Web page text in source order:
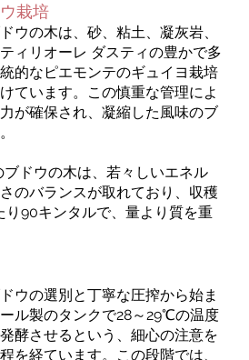
栽培
ウの木は、砂、粘土、凝灰岩、
ィリオーレ ダスティの豊かで多
的なピエモンテのギュイヨ栽培
ています。この慎重な管理によ
が確保され、凝縮した風味のブ
ドウの木は、若々しいエネル
のバランスが取れており、収穫
り90キンタルで、量より質を重
ウの選別と丁寧な圧搾から始ま
ル製のタンクで28～29℃の温度
酵させるという、細心の注意を
を経ています。この段階では、